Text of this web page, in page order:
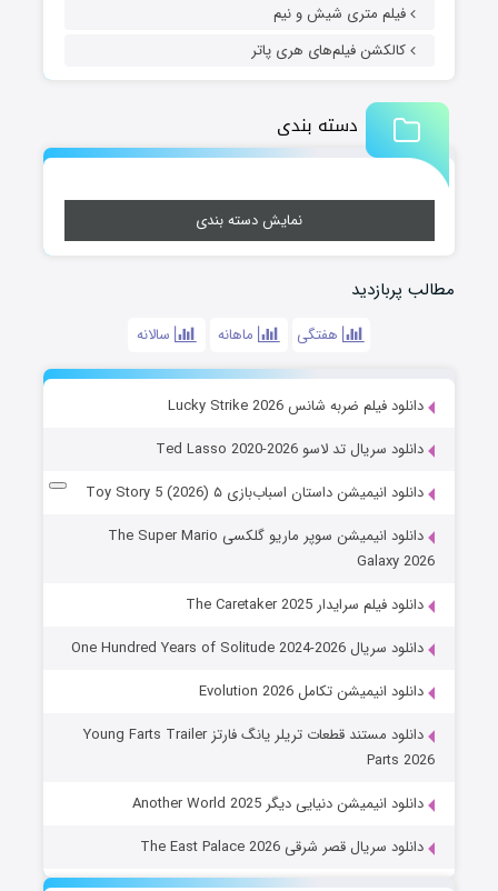
فیلم متری شیش و نیم
کالکشن فیلم‌های هری پاتر
دسته بندی
نمایش دسته بندی
مطالب پربازدید
هفتگی ماهانه سالانه
دانلود فیلم ضربه شانس Lucky Strike 2026
دانلود سریال تد لاسو Ted Lasso 2020-2026
دانلود انیمیشن داستان اسباب‌بازی ۵ Toy Story 5 (2026)
دانلود انیمیشن سوپر ماریو گلکسی The Super Mario
Galaxy 2026
دانلود فیلم سرایدار The Caretaker 2025
دانلود سریال One Hundred Years of Solitude 2024-2026
دانلود انیمیشن تکامل Evolution 2026
دانلود مستند قطعات تریلر یانگ فارتز Young Farts Trailer
Parts 2026
دانلود انیمیشن دنیایی دیگر Another World 2025
دانلود سریال قصر شرقی The East Palace 2026